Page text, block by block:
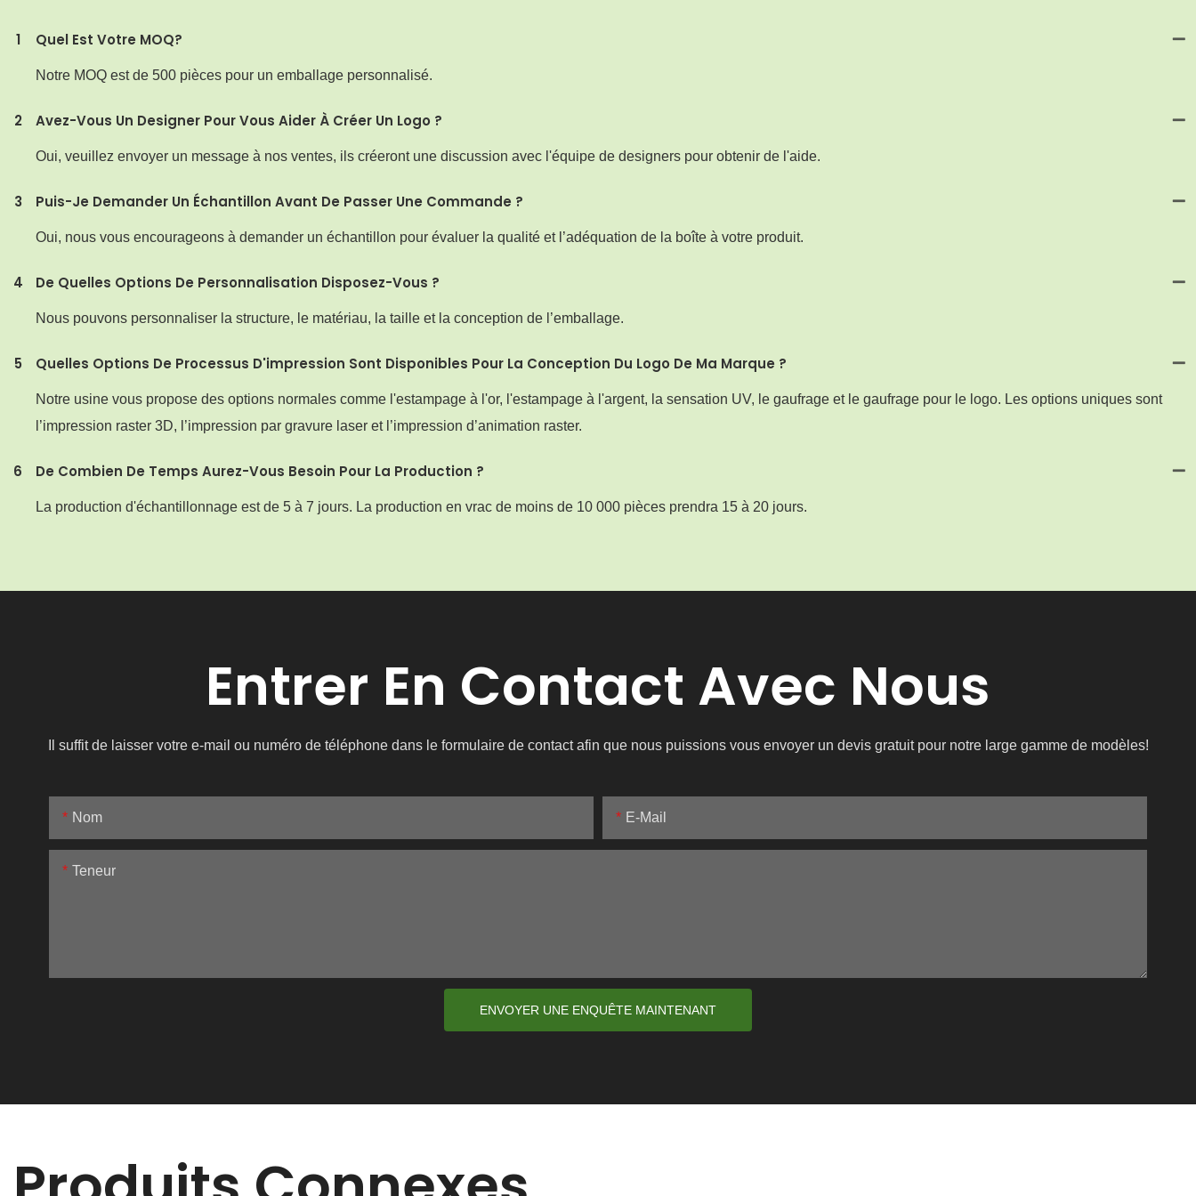
1 Quel Est Votre MOQ?
Notre MOQ est de 500 pièces pour un emballage personnalisé.
2 Avez-Vous Un Designer Pour Vous Aider À Créer Un Logo ?
Oui, veuillez envoyer un message à nos ventes, ils créeront une discussion avec l'équipe de designers pour obtenir de l'aide.
3 Puis-Je Demander Un Échantillon Avant De Passer Une Commande ?
Oui, nous vous encourageons à demander un échantillon pour évaluer la qualité et l’adéquation de la boîte à votre produit.
4 De Quelles Options De Personnalisation Disposez-Vous ?
Nous pouvons personnaliser la structure, le matériau, la taille et la conception de l’emballage.
5 Quelles Options De Processus D'impression Sont Disponibles Pour La Conception Du Logo De Ma Marque ?
Notre usine vous propose des options normales comme l'estampage à l'or, l'estampage à l'argent, la sensation UV, le gaufrage et le gaufrage pour le logo. Les options uniques sont
l’impression raster 3D, l’impression par gravure laser et l’impression d’animation raster.
6 De Combien De Temps Aurez-Vous Besoin Pour La Production ?
La production d'échantillonnage est de 5 à 7 jours. La production en vrac de moins de 10 000 pièces prendra 15 à 20 jours.
Entrer En Contact Avec Nous
Il suffit de laisser votre e-mail ou numéro de téléphone dans le formulaire de contact afin que nous puissions vous envoyer un devis gratuit pour notre large gamme de modèles!
Nom E-Mail
Teneur
ENVOYER UNE ENQUÊTE MAINTENANT